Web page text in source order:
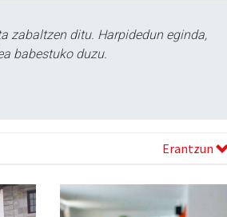
zabaltzen ditu. Harpidedun eginda,
babestuko duzu.
Erantzun